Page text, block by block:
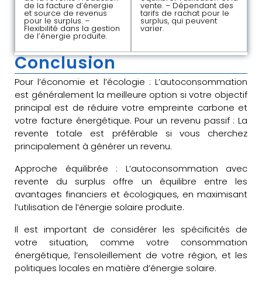
de la facture d’énergie
et source de revenus
pour le surplus. –
Flexibilité dans la gestion
de l’énergie produite.
vente. – Dépendant des
tarifs de rachat pour le
surplus, qui peuvent
varier.
Conclusion
Pour l’économie et l’écologie : L’autoconsommation
est généralement la meilleure option si votre objectif
principal est de réduire votre empreinte carbone et
votre facture énergétique. Pour un revenu passif : La
revente totale est préférable si vous cherchez
principalement à générer un revenu.
Approche équilibrée : L’autoconsommation avec
revente du surplus offre un équilibre entre les
avantages financiers et écologiques, en maximisant
l’utilisation de l’énergie solaire produite.
Il est important de considérer les spécificités de
votre situation, comme votre consommation
énergétique, l’ensoleillement de votre région, et les
politiques locales en matière d’énergie solaire.